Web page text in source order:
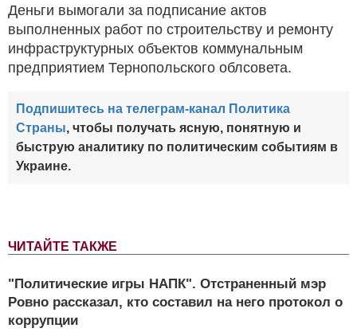
ЧИТАЙТЕ ТАКЖЕ
"Политические игры НАПК". Отстраненный мэр
Ровно рассказал, кто составил на него протокол о
коррупции
Деньги вымогали за подписание актов
выполненных работ по строительству и ремонту
инфраструктурных объектов коммунальным
предприятием Тернопольского облсовета.
Подпишитесь на телеграм-канал Политика
Страны, чтобы получать ясную, понятную и
быструю аналитику по политическим событиям в
Украине.